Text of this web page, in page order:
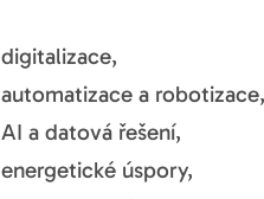
digitalizace,
automatizace a robotizace,
AI a datová řešení,
energetické úspory,